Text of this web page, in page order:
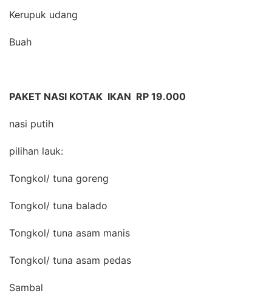
Kerupuk udang
Buah
PAKET NASI KOTAK IKAN RP 19.000
nasi putih
pilihan lauk:
Tongkol/ tuna goreng
Tongkol/ tuna balado
Tongkol/ tuna asam manis
Tongkol/ tuna asam pedas
Sambal